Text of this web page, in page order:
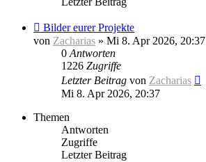
Bilder eurer Projekte
von Zacharias » Mi 8. Apr 2026, 20:37
0 Antworten
1226 Zugriffe
Letzter Beitrag von Zacharias
Mi 8. Apr 2026, 20:37
Themen
Antworten
Zugriffe
Letzter Beitrag